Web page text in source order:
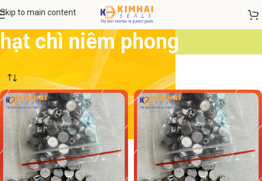
Skip to main content
hạt chì niêm phong